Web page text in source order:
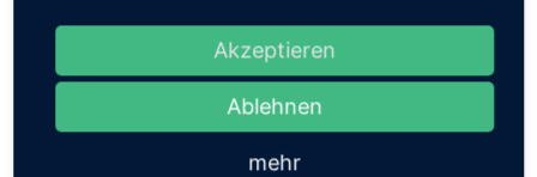
Tier- u. Freizeitparks
Akzeptieren
Ablehnen
mehr